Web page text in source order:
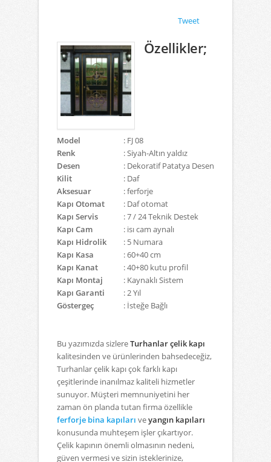
Tweet
Özellikler;
Model
: FJ 08
Renk
: Siyah-Altın yaldız
Desen
: Dekoratif Patatya Desen
Kilit
: Daf
Aksesuar
: ferforje
Kapı Otomat
: Daf otomat
Kapı Servis
: 7 / 24 Teknik Destek
Kapı Cam
: isı cam aynalı
Kapı Hidrolik
: 5 Numara
Kapı Kasa
: 60+40 cm
Kapı Kanat
: 40+80 kutu profil
Kapı Montaj
: Kaynaklı Sistem
Kapı Garanti
: 2 Yıl
Göstergeç
: İsteğe Bağlı
Bu yazımızda sizlereTurhanlar çelik kapı
kalitesinden ve ürünlerinden bahsedeceğiz,
Turhanlar çelik kapı çok farklı kapı
çeşitlerinde inanılmaz kaliteli hizmetler
sunuyor. Müşteri memnuniyetini her
zaman ön planda tutan firma özellikle
ferforje bina kapıları veyangın kapıları
konusunda muhteşem işler çıkartıyor.
Çelik kapının önemli olmasının nedeni,
güven vermesi ve sizin isteklerinize,